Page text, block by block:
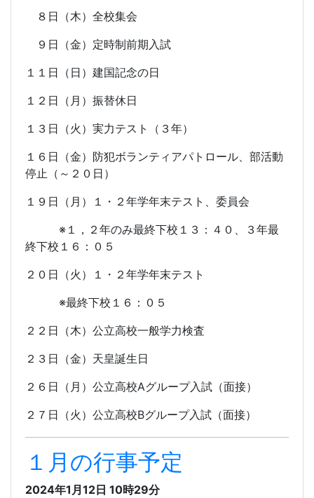
８日（木）全校集会
９日（金）定時制前期入試
１１日（日）建国記念の日
１２日（月）振替休日
１３日（火）実力テスト（３年）
１６日（金）防犯ボランティアパトロール、部活動
停止（～２０日）
１９日（月）１・２年学年末テスト、委員会
※１，２年のみ最終下校１３：４０、３年最
終下校１６：０５
２０日（火）１・２年学年末テスト
※最終下校１６：０５
２２日（木）公立高校一般学力検査
２３日（金）天皇誕生日
２６日（月）公立高校Aグループ入試（面接）
２７日（火）公立高校Bグループ入試（面接）
１月の行事予定
2024年1月12日 10時29分